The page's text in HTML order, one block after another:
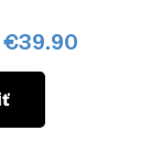
Pôvodná
cena
bola:
€49.90.
€39.90